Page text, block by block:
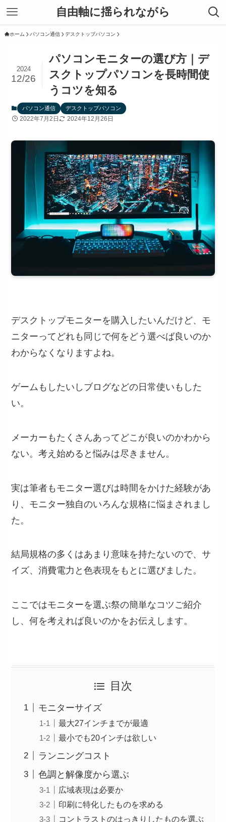
自由軸に揺られながら
ホーム パソコン通信 デスクトップパソコン
パソコンモニターの選び方｜デ
スクトップパソコンを長時間使
うコツを知る
2024
12/26
パソコン通信 デスクトップパソコン
2022年7月2日 2024年12月26日
デスクトップモニターを購入したいんだけど、モ
ニターってどれも同じで何をどう選べば良いのか
わからなくなりますよね。
ゲームもしたいしブログなどの日常使いもした
い。
メーカーもたくさんあってどこが良いのかわから
ない。考え始めると悩みは尽きません。
実は筆者もモニター選びは時間をかけた経験があ
り、モニター独自のいろんな規格に悩まされまし
た。
結局規格の多くはあまり意味を持たないので、サ
イズ、消費電力と色表現をもとに選びました。
ここではモニターを選ぶ祭の簡単なコツご紹介
し、何を考えれば良いのかをお伝えします。
目次
モニターサイズ
最大27インチまでが最適
最小でも20インチは欲しい
ランニングコスト
色調と解像度から選ぶ
広域表現は必要か
印刷に特化したものを求める
コントラストのはっきりしたものを選ぶ